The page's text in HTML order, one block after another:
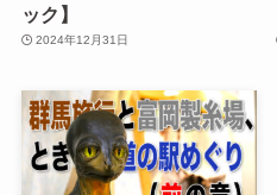
ック】
2024年12月31日